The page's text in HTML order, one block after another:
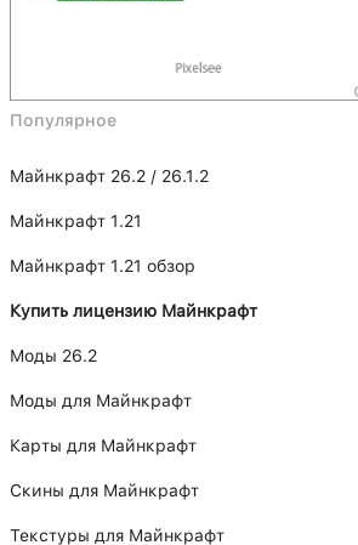
Популярное
Майнкрафт 26.2 / 26.1.2
Майнкрафт 1.21
Майнкрафт 1.21 обзор
Купить лицензию Майнкрафт
Моды 26.2
Моды для Майнкрафт
Карты для Майнкрафт
Скины для Майнкрафт
Текстуры для Майнкрафт